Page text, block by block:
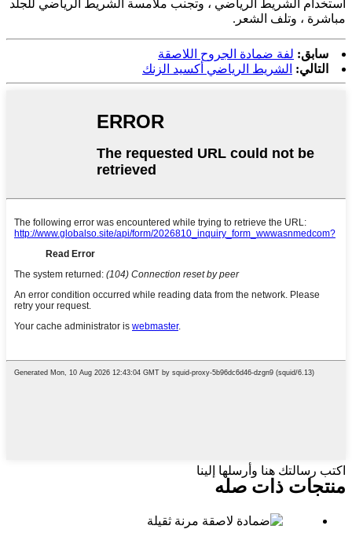
استخدام الشريط الرياضي ، وتجنب ملامسة الشريط الرياضي للجلد
مباشرة ، وتلف الشعر.
سابق: لفة ضمادة الجروح اللاصقة
التالي: الشريط الرياضي أكسيد الزنك
اكتب رسالتك هنا وأرسلها إلينا
منتجات ذات صله